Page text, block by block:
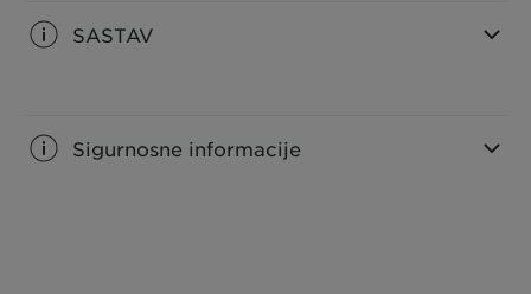
SASTAV
Sigurnosne informacije